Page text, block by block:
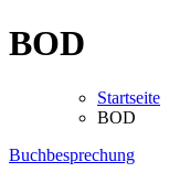
BOD
Startseite
BOD
Buchbesprechung